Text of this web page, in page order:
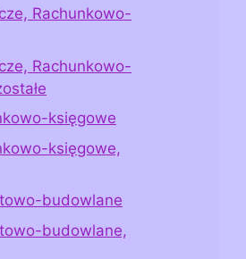
Rachunkowo-
Rachunkowo-
księgowe
księgowe,
budowlane
budowlane,